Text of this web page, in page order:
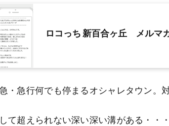
ロコっち 新百合ヶ丘 メルマ
・急行何でも停まるオシャレタウン。
て超えられない深い深い溝がある・・・